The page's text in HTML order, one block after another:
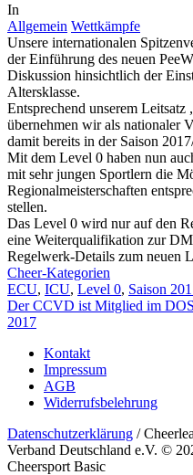
In
Allgemein Wettkämpfe
Unsere internationalen
der Einführung des neuen
Diskussion hinsichtlich der
Altersklasse.
Entsprechend unserem Leitsatz
übernehmen wir als nationaler
damit bereits in der Saison
Mit dem Level 0 haben nun
mit sehr jungen Sportlern die
Regionalmeisterschaften
stellen.
Das Level 0 wird nur auf den
eine Weiterqualifikation zur
Regelwerk-Details zum neuen
Cheer-Kategorien
ECU, ICU, Level 0, Saison
Der CCVD ist Mitglied im
2017
Kontakt
Impressum
AGB
Widerrufsbelehrung
Datenschutzerklärung /
Verband Deutschland e.V. ©
Cheersport Basic